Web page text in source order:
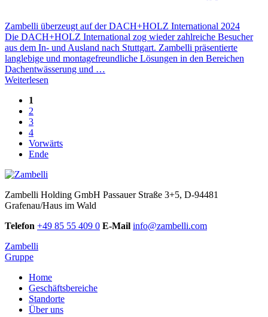
Zambelli überzeugt auf der DACH+HOLZ International 2024
Die DACH+HOLZ International zog wieder zahlreiche Besucher
aus dem In- und Ausland nach Stuttgart. Zambelli präsentierte
langlebige und montagefreundliche Lösungen in den Bereichen
Dachentwässerung und …
Weiterlesen
1
2
3
4
Vorwärts
Ende
Zambelli Holding GmbH Passauer Straße 3+5, D-94481
Grafenau/Haus im Wald
Telefon +49 85 55 409 0 E-Mail info@zambelli.com
Zambelli
Gruppe
Home
Geschäftsbereiche
Standorte
Über uns